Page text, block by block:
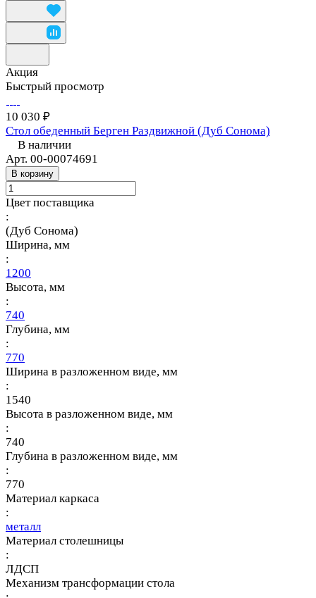
Акция
Быстрый просмотр
10 030 ₽
Стол обеденный Берген Раздвижной (Дуб Сонома)
В наличии
Арт. 00-00074691
В корзину
Цвет поставщика
:
(Дуб Сонома)
Ширина, мм
:
1200
Высота, мм
:
740
Глубина, мм
:
770
Ширина в разложенном виде, мм
:
1540
Высота в разложенном виде, мм
:
740
Глубина в разложенном виде, мм
:
770
Материал каркаса
:
металл
Материал столешницы
:
ЛДСП
Механизм трансформации стола